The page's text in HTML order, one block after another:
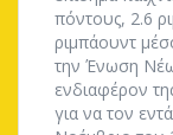
πόντους, 2.6
ριμπάουντ
την Ένωση
ενδιαφέρον
για να τον